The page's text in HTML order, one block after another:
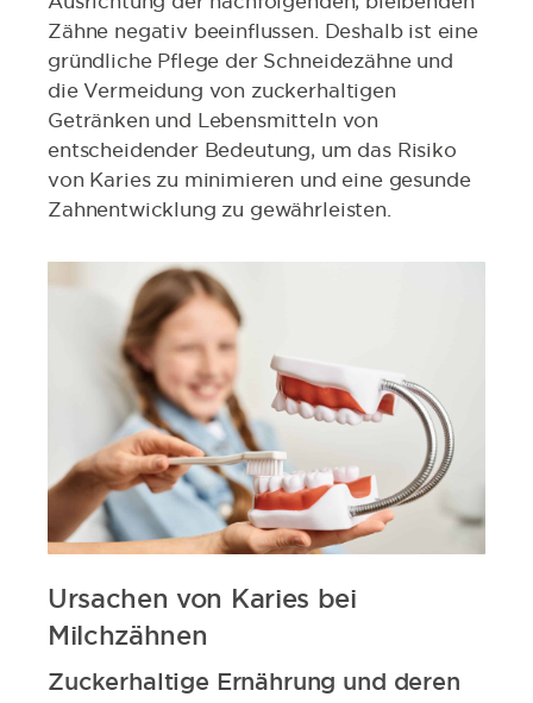
Zähne negativ beeinflussen. Deshalb ist eine
gründliche Pflege der Schneidezähne und
die Vermeidung von zuckerhaltigen
Getränken und Lebensmitteln von
entscheidender Bedeutung, um das Risiko
von Karies zu minimieren und eine gesunde
Zahnentwicklung zu gewährleisten.
Ursachen von Karies bei
Milchzähnen
Zuckerhaltige Ernährung und deren